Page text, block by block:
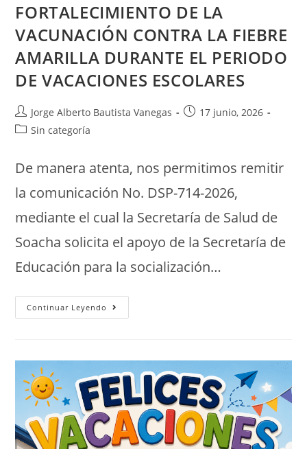
FORTALECIMIENTO DE LA
VACUNACIÓN CONTRA LA FIEBRE
AMARILLA DURANTE EL PERIODO
DE VACACIONES ESCOLARES
Jorge Alberto Bautista Vanegas
17 junio, 2026
Sin categoría
De manera atenta, nos permitimos remitir
la comunicación No. DSP-714-2026,
mediante el cual la Secretaría de Salud de
Soacha solicita el apoyo de la Secretaría de
Educación para la socialización…
Continuar Leyendo